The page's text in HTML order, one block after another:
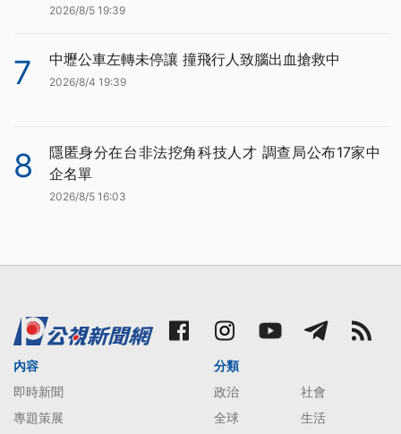
2026/8/5 19:39
7 中壢公車左轉未停讓 撞飛行人致腦出血搶救中
2026/8/4 19:39
8
隱匿身分在台非法挖角科技人才 調查局公布17家中
企名單
2026/8/5 16:03
內容
即時新聞
專題策展
分類
政治
社會
全球
生活